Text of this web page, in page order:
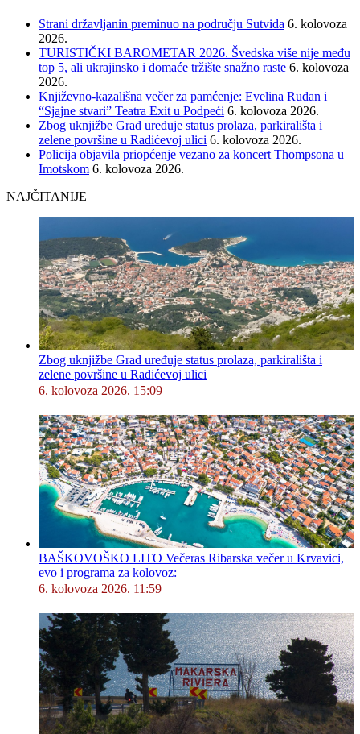
Strani državljanin preminuo na području Sutvida 6. kolovoza
2026.
TURISTIČKI BAROMETAR 2026. Švedska više nije među
top 5, ali ukrajinsko i domaće tržište snažno raste 6. kolovoza
2026.
Književno-kazališna večer za pamćenje: Evelina Rudan i
“Sjajne stvari” Teatra Exit u Podpeći 6. kolovoza 2026.
Zbog uknjižbe Grad uređuje status prolaza, parkirališta i
zelene površine u Radićevoj ulici 6. kolovoza 2026.
Policija objavila priopćenje vezano za koncert Thompsona u
Imotskom 6. kolovoza 2026.
NAJČITANIJE
Zbog uknjižbe Grad uređuje status prolaza, parkirališta i
zelene površine u Radićevoj ulici
6. kolovoza 2026. 15:09
BAŠKOVOŠKO LITO Večeras Ribarska večer u Krvavici,
evo i programa za kolovoz:
6. kolovoza 2026. 11:59